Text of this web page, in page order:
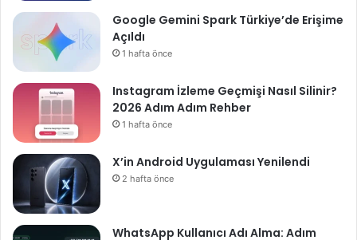
Google Gemini Spark Türkiye’de Erişime
Açıldı
1 hafta önce
Instagram İzleme Geçmişi Nasıl Silinir?
2026 Adım Adım Rehber
1 hafta önce
X’in Android Uygulaması Yenilendi
2 hafta önce
WhatsApp Kullanıcı Adı Alma: Adım